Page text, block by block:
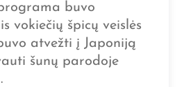
buvo
vokiečių špicų veislės
atvežti į Japoniją
šunų parodoje